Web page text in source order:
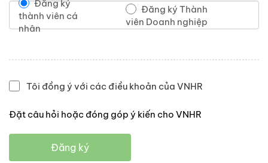
Đăng ký
thành viên cá
nhân
Đăng ký Thành
viên Doanh nghiệp
Tôi đồng ý với các điều khoản của VNHR
Đặt câu hỏi hoặc đóng góp ý kiến cho VNHR
Đăng ký